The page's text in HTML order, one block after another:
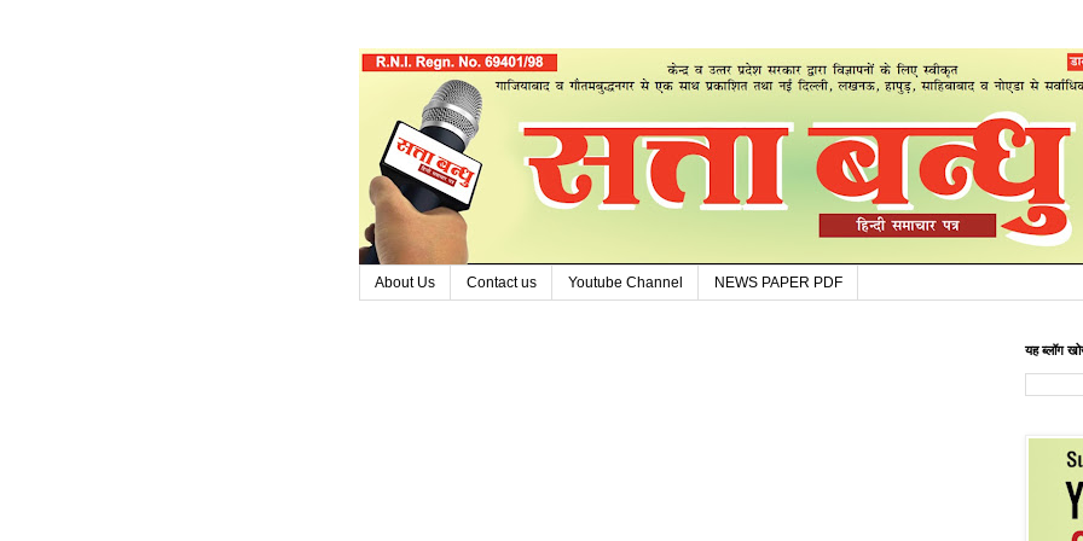
About Us Contact us Youtube Channel NEWS PAPER PDF
यह ब्लॉग